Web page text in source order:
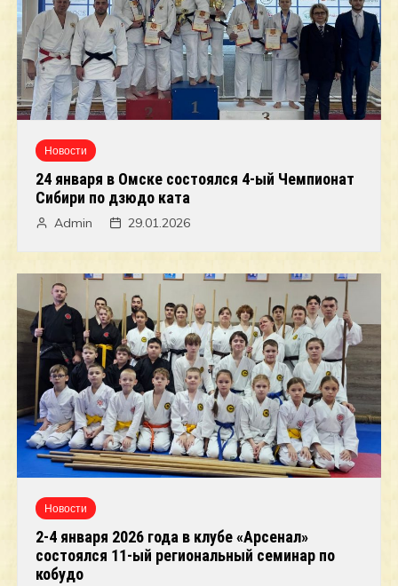
Новости
24 января в Омске состоялся 4-ый Чемпионат
Сибири по дзюдо ката
Admin 29.01.2026
Новости
2-4 января 2026 года в клубе «Арсенал»
состоялся 11-ый региональный семинар по
кобудо